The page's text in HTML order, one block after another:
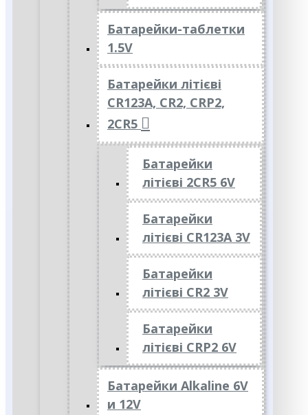
Батарейки-таблетки
1.5V
Батарейки літієві
CR123A, CR2, CRP2,
2CR5
Батарейки
літієві 2CR5 6V
Батарейки
літієві CR123A 3V
Батарейки
літієві CR2 3V
Батарейки
літієві CRP2 6V
Батарейки Alkaline 6V
и 12V